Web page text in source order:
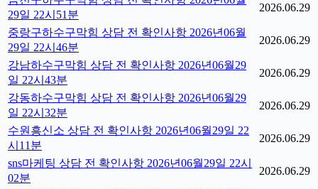
29일 22시51분
2026.06.29
중랑구하수구막힘 상담 전 확인사항 2026년06월
29일 22시46분
2026.06.29
강남하수구막힘 상담 전 확인사항 2026년06월29
일 22시43분
2026.06.29
강동하수구막힘 상담 전 확인사항 2026년06월29
일 22시32분
2026.06.29
수원흥신소 상담 전 확인사항 2026년06월29일 22
시11분
2026.06.29
sns마케팅 상담 전 확인사항 2026년06월29일 22시
02분
2026.06.29